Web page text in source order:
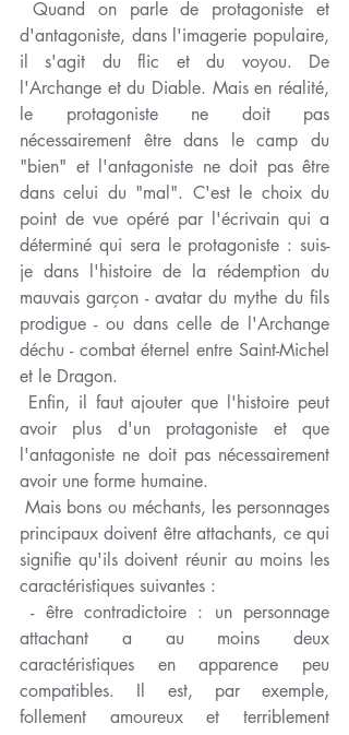
d'antagoniste, dans l'imagerie populaire,
il s'agit du flic et du voyou. De
l'Archange et du Diable. Mais en réalité,
le protagoniste ne doit pas
nécessairement être dans le camp du
"bien" et l'antagoniste ne doit pas être
dans celui du "mal". C'est le choix du
point de vue opéré par l'écrivain qui a
déterminé qui sera le protagoniste : suis-
je dans l'histoire de la rédemption du
mauvais garçon - avatar du mythe du fils
prodigue - ou dans celle de l'Archange
déchu - combat éternel entre Saint-Michel
et le Dragon.
avoir plus d'un protagoniste et que
l'antagoniste ne doit pas nécessairement
avoir une forme humaine.
Mais bons ou méchants, les personnages
principaux doivent être attachants, ce qui
signifie qu'ils doivent réunir au moins les
caractéristiques suivantes :
- être contradictoire : un personnage
attachant a au moins deux
caractéristiques en apparence peu
compatibles. Il est, par exemple,
follement amoureux et terriblement